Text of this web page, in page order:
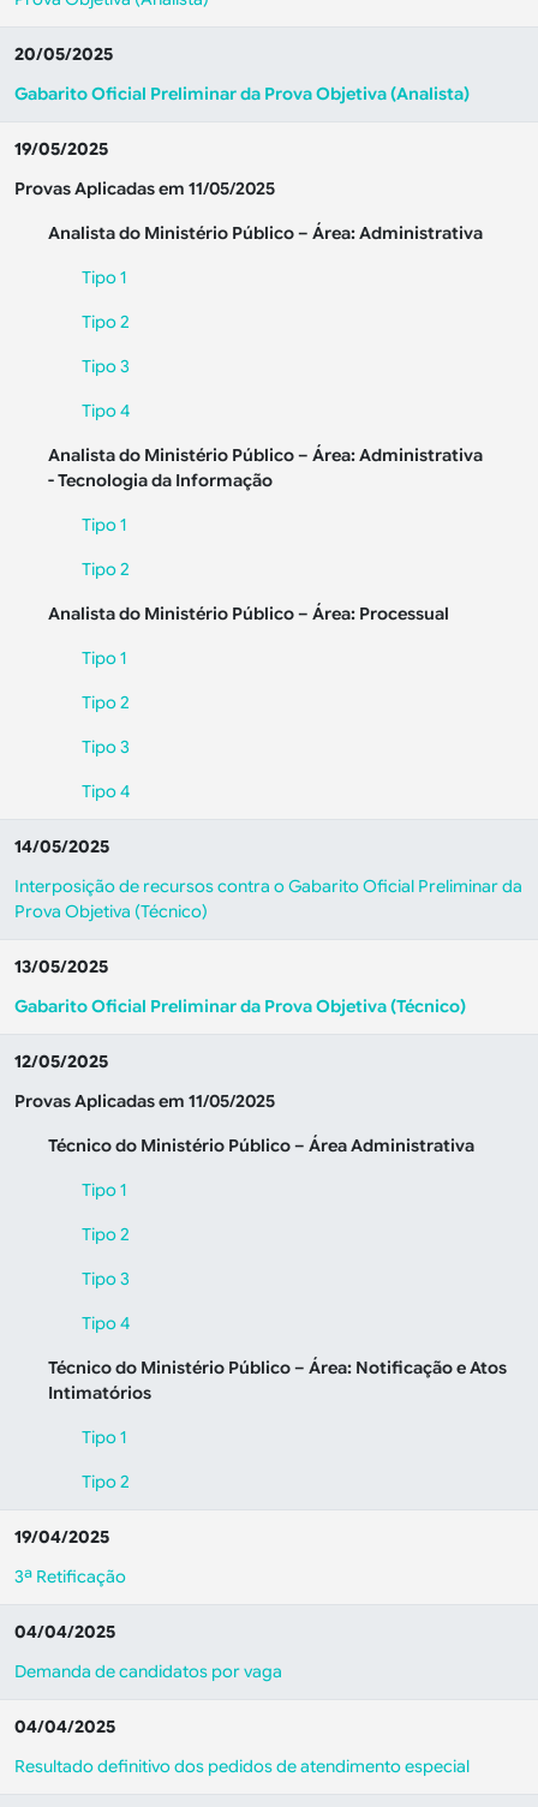
20/05/2025
Gabarito Oficial Preliminar da Prova Objetiva (Analista)
19/05/2025
Provas Aplicadas em 11/05/2025
Analista do Ministério Público – Área: Administrativa
Tipo 1
Tipo 2
Tipo 3
Tipo 4
Analista do Ministério Público – Área: Administrativa
- Tecnologia da Informação
Tipo 1
Tipo 2
Analista do Ministério Público – Área: Processual
Tipo 1
Tipo 2
Tipo 3
Tipo 4
14/05/2025
Interposição de recursos contra o Gabarito Oficial Preliminar da
Prova Objetiva (Técnico)
13/05/2025
Gabarito Oficial Preliminar da Prova Objetiva (Técnico)
12/05/2025
Provas Aplicadas em 11/05/2025
Técnico do Ministério Público – Área Administrativa
Tipo 1
Tipo 2
Tipo 3
Tipo 4
Técnico do Ministério Público – Área: Notificação e Atos
Intimatórios
Tipo 1
Tipo 2
19/04/2025
3ª Retificação
04/04/2025
Demanda de candidatos por vaga
04/04/2025
Resultado definitivo dos pedidos de atendimento especial